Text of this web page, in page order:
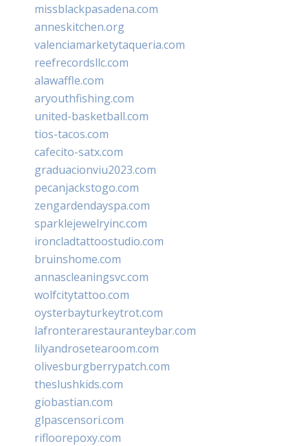
missblackpasadena.com
anneskitchen.org
valenciamarketytaqueria.com
reefrecordsllc.com
alawaffle.com
aryouthfishing.com
united-basketball.com
tios-tacos.com
cafecito-satx.com
graduacionviu2023.com
pecanjackstogo.com
zengardendayspa.com
sparklejewelryinc.com
ironcladtattoostudio.com
bruinshome.com
annascleaningsvc.com
wolfcitytattoo.com
oysterbayturkeytrot.com
lafronterarestauranteybar.com
lilyandrosetearoom.com
olivesburgberrypatch.com
theslushkids.com
giobastian.com
glpascensori.com
rifloorepoxy.com